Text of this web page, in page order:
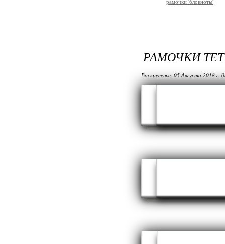
рамочки 'блокноты'
РАМОЧКИ
Воскресенье, 05 Августа 2018 г.